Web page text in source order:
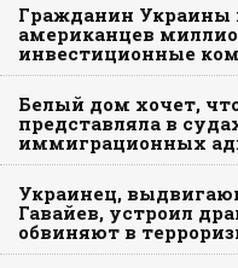
Гражданин Украины
американцев
инвестиционные
Белый дом хочет,
представляла в
иммиграционных
Украинец,
Гавайев, устроил
обвиняют в